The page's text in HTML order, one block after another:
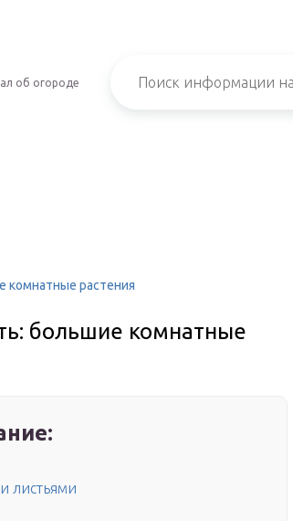
об огороде
комнатные растения
большие комнатные
листьями